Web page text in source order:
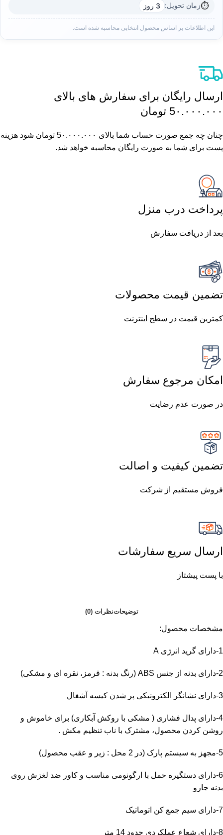
⏱️زمان تحویل: 3 روز
این اطلاعات بر اساس محصول انتخابی محاسبه شده است.
ارسال رایگان برای سفارش های بالای
5٠.٠٠٠.٠٠٠ تومان
چنان چه جمع صورت حساب شما بالای 5٠.٠٠٠.٠٠٠ تومان شود هزینه
پست برای شما به صورت رایگان محاسبه خواهد شد.
پرداخت درب منزل
بعد از دریافت سفارش
تضمین قیمت محصولات
کمترین قیمت در سطح اینترنت
امکان مرجوع سفارش
در صورت عدم رضایت
تضمین کیفیت و اصالت
فروش مستقیم از شرکت
ارسال سریع سفارشات
با پست پیشتاز
توضیحاتنظرات (0)
مشخصات محصول:
1-دارای گرید انرژی A
2-دارای بدنه از جنس ABS (رنگ بدنه : قرمز، نقره ای و مشکی)
3-دارای نشانگر الکترونیکی پر شدن کیسه آشغال
4-دارای پدال فشاری ( مشکی با روکش آبکاری) برای خاموش و
روشن کردن محصول، مشترک با ناب تنظیم مکش .
5-مجهز به سیستم پارک (در 2 محل : زیر و عقب محصول)
6-دارای دستگیره حمل با ارگونومی مناسب و کاور ضد لغزش روی
بدنه جارو
7-دارای سیم جمع کن اتوماتیک
8-دارای شعاع عملکردی حدود 14 متر